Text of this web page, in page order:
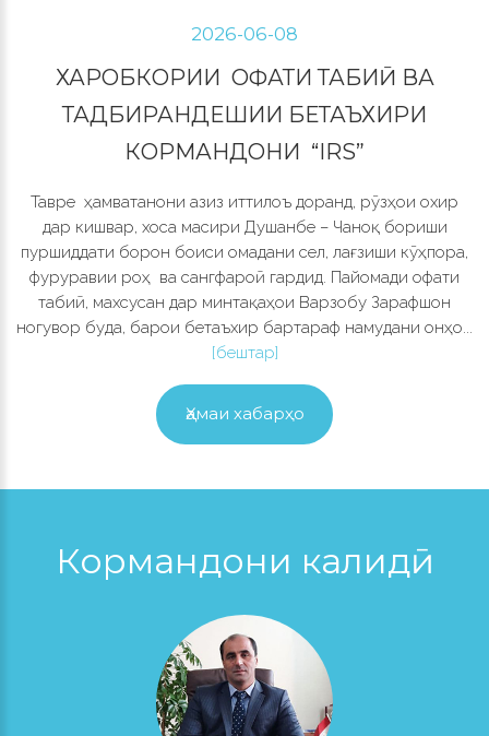
2026-06-08
ХАРОБКОРИИ ОФАТИ ТАБИӢ ВА
ТАДБИРАНДЕШИИ БЕТАЪХИРИ
КОРМАНДОНИ “IRS”
Тавре ҳамватанони азиз иттилоъ доранд, рӯзҳои охир
дар кишвар, хоса масири Душанбе – Чаноқ бориши
пуршиддати борон боиси омадани сел, лағзиши кӯҳпора,
фуруравии роҳ ва сангфароӣ гардид. Пайомади офати
табиӣ, махсусан дар минтақаҳои Варзобу Зарафшон
ногувор буда, барои бетаъхир бартараф намудани онҳо...
[бештар]
Ҳамаи хабарҳо
Кормандони калидӣ